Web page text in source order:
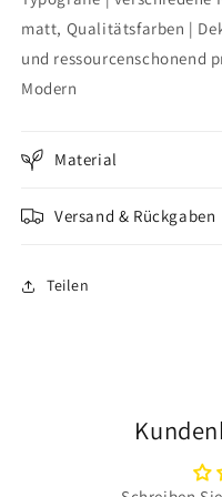
matt, Qualitätsfarben |
und ressourcenschonend
Modern
Material
Versand & Rückgaben
Teilen